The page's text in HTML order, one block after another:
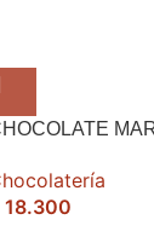
18.300